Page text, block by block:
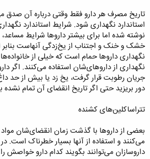
تاریخ مصرف هر دارو فقط وقتی درباره آن صدق
استاندارد نگهداری شود. شرایط استاندارد
نوشته شده اما برای بیشتر داروها شرایط
خشک و خنک و اجتناب از یخ‌زدگی آنهاست بنابر
نگهداری داروها حمام است که خیلی از
نگهداری از داروهای‌شان استفاده می‌کنند. اگر
جریان رطوبت قرار گرفت، یخ زد یا بیش از حد
دور بریزید حتی اگر تاریخ انقضای آن تمام نشده
تتراساکلین‌های کشنده
بعضی از داروها با گذشت زمان انقضای‌شان
می‌کنند و استفاده از آنها بسیار خطرناک است.
داروسازان می‌توانند بگویند کدام دارو